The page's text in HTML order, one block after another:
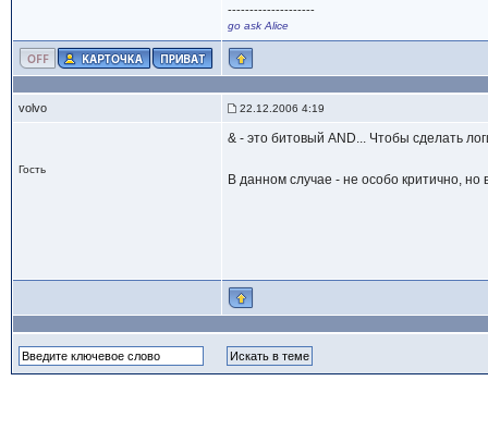
--------------------
go ask Alice
volvo 22.12.2006 4:19
Гость
& - это битовый AND... Чтобы сделать
В данном случае - не особо критично, но